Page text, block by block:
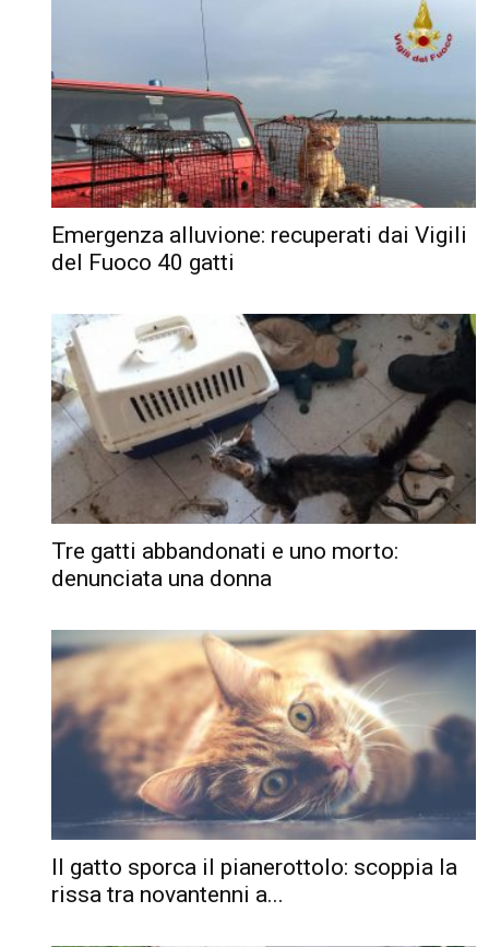
Emergenza alluvione: recuperati dai Vigili
del Fuoco 40 gatti
Tre gatti abbandonati e uno morto:
denunciata una donna
Il gatto sporca il pianerottolo: scoppia la
rissa tra novantenni a...